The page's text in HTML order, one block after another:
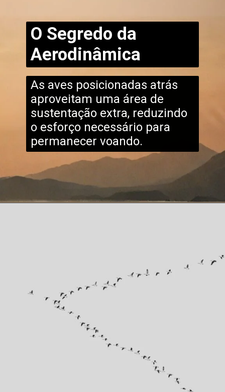
As aves posicionadas atrás
aproveitam uma área de
sustentação extra, reduzindo
o esforço necessário para
permanecer voando.
O Segredo da
Aerodinâmica